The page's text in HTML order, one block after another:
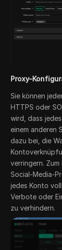
Proxy-
Sie können
HTTPS oder
wird, dass
einem anderen
dazu bei, die
verringern.
Social-Media-
jedes Konto
Verbote oder
zu verhindern.